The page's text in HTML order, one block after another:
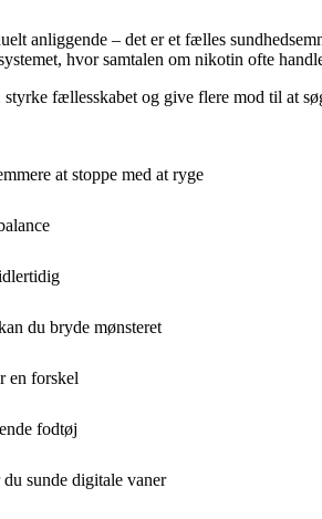
anliggende – det er et fælles
hvor samtalen om nikotin ofte
fællesskabet og give flere mod til at
at stoppe med at ryge
du bryde mønsteret
en forskel
fodtøj
sunde digitale vaner